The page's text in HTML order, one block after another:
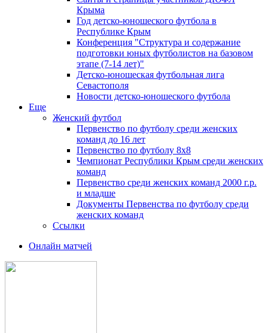
Крыма
Год детско-юношеского футбола в
Республике Крым
Конференция "Структура и содержание
подготовки юных футболистов на базовом
этапе (7-14 лет)"
Детско-юношеская футбольная лига
Севастополя
Новости детско-юношеского футбола
Еще
Женский футбол
Первенство по футболу среди женских
команд до 16 лет
Первенство по футболу 8х8
Чемпионат Республики Крым среди женских
команд
Первенство среди женских команд 2000 г.р.
и младше
Документы Первенства по футболу среди
женских команд
Ссылки
Онлайн матчей